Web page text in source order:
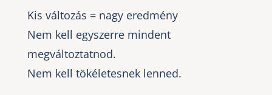
Kis változás = nagy eredmény
Nem kell egyszerre mindent
megváltoztatnod.
Nem kell tökéletesnek lenned.